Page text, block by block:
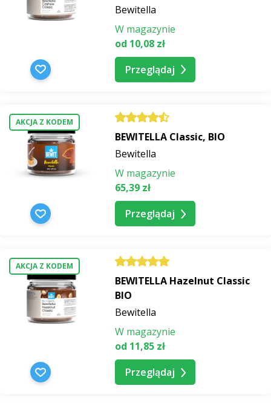
Bewitella
W magazynie
od 10,08 zł
Przeglądaj
AKCJA Z KODEM
BEWITELLA Classic, BIO
Bewitella
W magazynie
65,39 zł
Przeglądaj
AKCJA Z KODEM
BEWITELLA Hazelnut Classic
BIO
Bewitella
W magazynie
od 11,85 zł
Przeglądaj